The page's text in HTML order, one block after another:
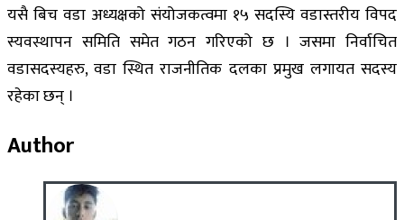
यसै बिच वडा अध्यक्षको संयोजकत्वमा १५ सदस्यि वडास्तरीय विपद
स्यवस्थापन समिति समेत गठन गरिएको छ । जसमा निर्वाचित
वडासदस्यहरु, वडा स्थित राजनीतिक दलका प्रमुख लगायत सदस्य
रहेका छन् ।
Author